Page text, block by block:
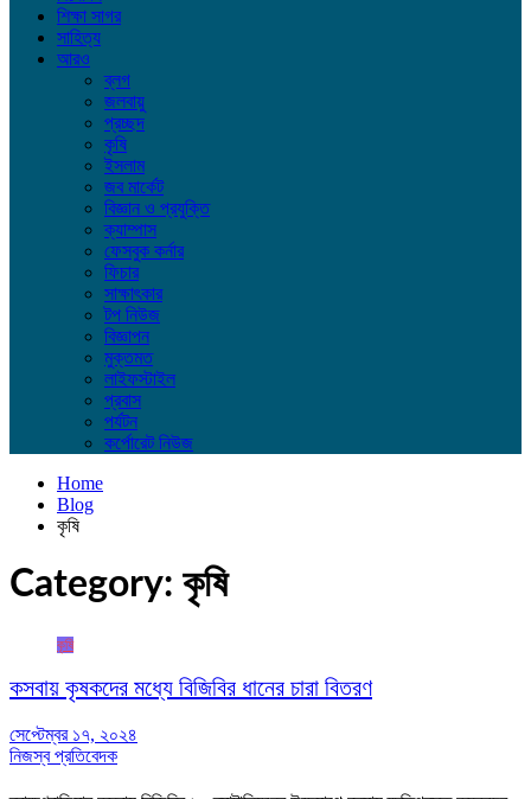
শিক্ষা সাগর
সাহিত্য
আরও
ব্লগ
জলবায়ু
প্রচ্ছদ
কৃষি
ইসলাম
জব মার্কেট
বিজ্ঞান ও প্রযুক্তি
ক্যাম্পাস
ফেসবুক কর্নার
ফিচার
সাক্ষাৎকার
টপ নিউজ
বিজ্ঞাপন
মুক্তমত
লাইফস্টাইল
প্রবাস
পর্যটন
কর্পোরেট নিউজ
Home
Blog
কৃষি
Category: কৃষি
কৃষি
কসবায় কৃষকদের মধ্যে বিজিবির ধানের চারা বিতরণ
সেপ্টেম্বর ১৭, ২০২৪
নিজস্ব প্রতিবেদক